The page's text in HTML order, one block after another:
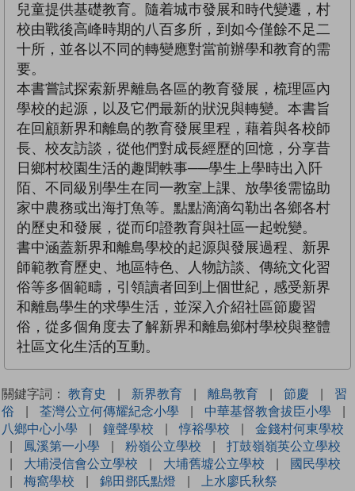
兒童提供基礎教育。隨着城巿發展和時代變遷，村
校由戰後高峰時期的八百多所，到如今僅餘不足二
十所，並各以不同的轉變應對當前辦學和教育的需
要。
本書嘗試探索新界離島各區的教育發展，梳理區內
學校的起源，以及它們最新的狀況與轉變。本書旨
在回顧新界和離島的教育發展里程，藉着與各校師
長、校友訪談，從他們對成長經歷的回憶，分享昔
日鄉村校園生活的趣聞軼事──學生上學時出入阡
陌、不同級別學生在同一教室上課、放學後需協助
家中農務或出海打魚等。點點滴滴勾勒出各鄉各村
的歷史和發展，從而印證教育與社區一起蛻變。
書中涵蓋新界和離島學校的起源與發展過程、新界
師範教育歷史、地區特色、人物訪談、傳統文化習
俗等多個範疇，引領讀者回到上個世紀，感受新界
和離島學生的求學生活，並深入介紹社區節慶習
俗，從多個角度去了解新界和離島鄉村學校與整體
社區文化生活的互動。
關鍵字詞： 教育史 | 新界教育 | 離島教育 | 節慶 |
習
俗
| 荃灣公立何傳耀紀念小學 | 中華基督教會拔臣小學
|
八鄉中心小學
| 鐘聲學校 | 惇裕學校 |
金錢村何東學校
|
鳳溪第一小學 | 粉嶺公立學校 |
打鼓嶺嶺英公立學校
|
大埔浸信會公立學校 | 大埔舊墟公立學校 |
國民學校
|
梅窩學校 | 錦田鄧氏點燈 | 上水廖氏秋祭